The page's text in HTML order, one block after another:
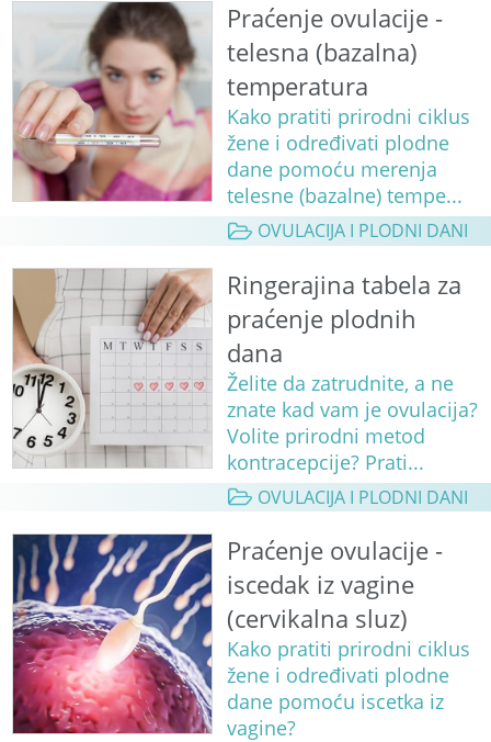
Praćenje ovulacije -
telesna (bazalna)
temperatura
Kako pratiti prirodni ciklus
žene i određivati plodne
dane pomoću merenja
telesne (bazalne) tempe...
OVULACIJA I PLODNI DANI
Ringerajina tabela za
praćenje plodnih
dana
Želite da zatrudnite, a ne
znate kad vam je ovulacija?
Volite prirodni metod
kontracepcije? Prati...
OVULACIJA I PLODNI DANI
Praćenje ovulacije -
iscedak iz vagine
(cervikalna sluz)
Kako pratiti prirodni ciklus
žene i određivati plodne
dane pomoću iscetka iz
vagine?